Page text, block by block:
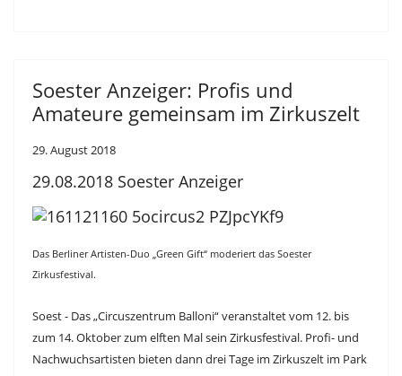
Soester Anzeiger: Profis und
Amateure gemeinsam im Zirkuszelt
29. August 2018
29.08.2018 Soester Anzeiger
Das Berliner Artisten-Duo „Green Gift“ moderiert das Soester
Zirkusfestival.
Soest - Das „Circuszentrum Balloni“ veranstaltet vom 12. bis
zum 14. Oktober zum elften Mal sein Zirkusfestival. Profi- und
Nachwuchsartisten bieten dann drei Tage im Zirkuszelt im Park